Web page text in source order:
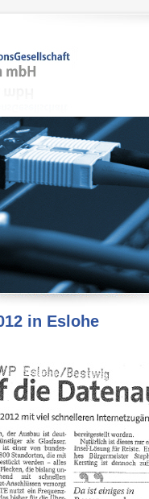
in Eslohe